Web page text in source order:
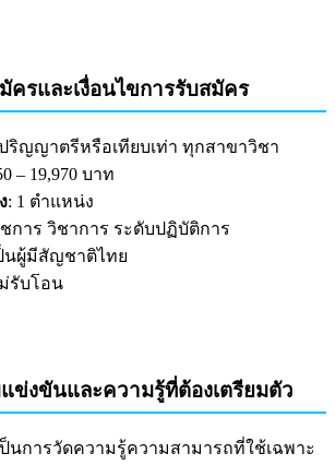
รและเงื่อนไขการรับสมัคร
ริญญาตรีหรือเทียบเท่า ทุกสาขาวิชา
– 19,970 บาท
: 1 ตำแหน่ง
การ วิชาการ ระดับปฏิบัติการ
นผู้มีสัญชาติไทย
รับโอน
ข่งขันและความรู้ที่ต้องเตรียมตัว
นการวัดความรู้ความสามารถที่ใช้เฉพาะ